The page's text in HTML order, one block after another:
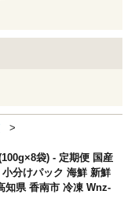
袋) - 定期便 国産
分けパック 海鮮 新鮮
知県 香南市 冷凍 Wnz-